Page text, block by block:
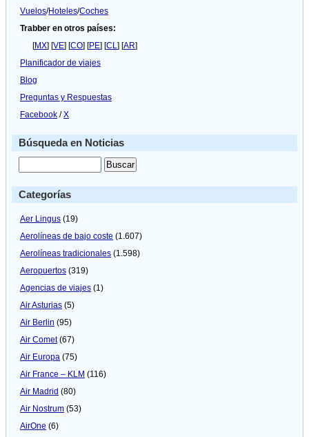
Vuelos/Hoteles/Coches
Trabber en otros países:
[MX] [VE] [CO] [PE] [CL] [AR]
Planificador de viajes
Blog
Preguntas y Respuestas
Facebook /X
Búsqueda en Noticias
Categorías
Aer Lingus (19)
Aerolíneas de bajo coste (1.607)
Aerolíneas tradicionales (1.598)
Aeropuertos (319)
Agencias de viajes (1)
Air Asturias (5)
Air Berlin (95)
Air Comet(67)
Air Europa (75)
Air France – KLM (116)
Air Madrid (80)
Air Nostrum (53)
AirOne (6)